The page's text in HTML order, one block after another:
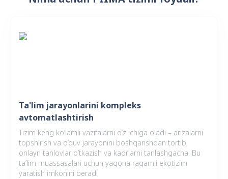
Ta'lim jarayonlarini kompleks
avtomatlashtirish
Tizim keng ko‘lamli vazifalarni o‘z ichiga oladi – arizalarni
topshirish va o‘quv jarayonini boshqarishdan tortib,
onlayn tanlovlar o‘tkazish va kadrlarni tanlashgacha. Bu
ta’lim muassasalari uchun yagona raqamli ekotizim
yaratish imkonini beradi